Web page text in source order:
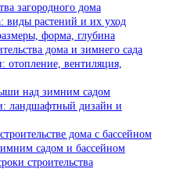
загородного дома
виды растений и их уход
форма, глубина
дома и зимнего сада
вентиляция,
над зимним садом
ландшафтный дизайн и
дома с бассейном
садом и бассейном
строительства